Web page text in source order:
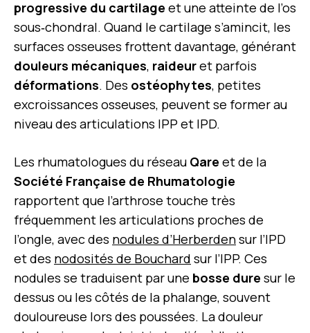
progressive du cartilage et une atteinte de l’os
sous‑chondral. Quand le cartilage s’amincit, les
surfaces osseuses frottent davantage, générant
douleurs mécaniques, raideuret parfois
déformations. Des ostéophytes, petites
excroissances osseuses, peuvent se former au
niveau des articulations IPP et IPD.
Les rhumatologues du réseau Qare et de la
Société Française de Rhumatologie
rapportent que l’arthrose touche très
fréquemment les articulations proches de
l’ongle, avec des nodules d’Herberdensur l’IPD
et des nodosités de Bouchard sur l’IPP. Ces
nodules se traduisent par une bosse dure sur le
dessus ou les côtés de la phalange, souvent
douloureuse lors des poussées. La douleur